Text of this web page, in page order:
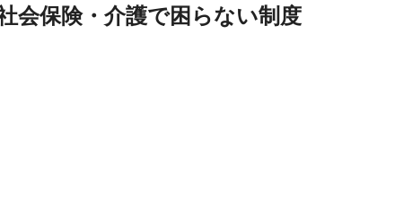
保険・介護で困らない制度